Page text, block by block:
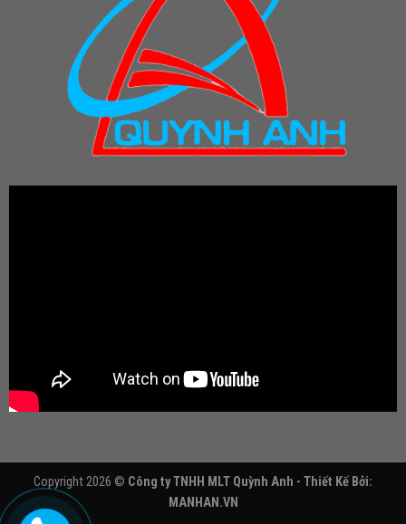
Copyright 2026 © Công ty TNHH MLT Quỳnh Anh - Thiết Kế Bởi:
MANHAN.VN